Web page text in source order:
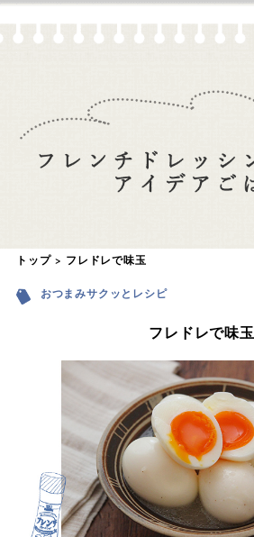
トップ フレドレで味玉
おつまみサクッとレシピ
フレドレで味玉